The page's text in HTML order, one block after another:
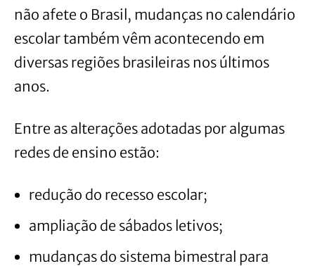
não afete o Brasil, mudanças no calendário
escolar também vêm acontecendo em
diversas regiões brasileiras nos últimos
anos.
Entre as alterações adotadas por algumas
redes de ensino estão:
redução do recesso escolar;
ampliação de sábados letivos;
mudanças do sistema bimestral para